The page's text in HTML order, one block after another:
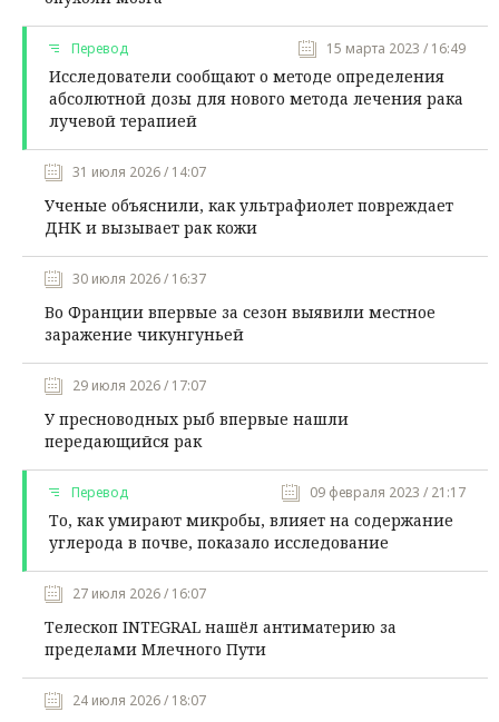
Перевод 15 марта 2023 / 16:49
Исследователи сообщают о методе определения
абсолютной дозы для нового метода лечения рака
лучевой терапией
31 июля 2026 / 14:07
Ученые объяснили, как ультрафиолет повреждает
ДНК и вызывает рак кожи
30 июля 2026 / 16:37
Во Франции впервые за сезон выявили местное
заражение чикунгуньей
29 июля 2026 / 17:07
У пресноводных рыб впервые нашли
передающийся рак
Перевод 09 февраля 2023 / 21:17
То, как умирают микробы, влияет на содержание
углерода в почве, показало исследование
27 июля 2026 / 16:07
Телескоп INTEGRAL нашёл антиматерию за
пределами Млечного Пути
24 июля 2026 / 18:07